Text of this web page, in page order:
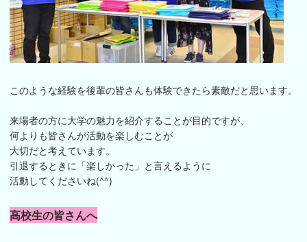
このような経験を後輩の皆さんも体験できたら素敵だと思います。
来場者の方に大学の魅力を紹介することが目的ですが、
何よりも皆さんが活動を楽しむことが
大切だと考えています。
引退するときに「楽しかった」と言えるように
活動してくださいね(^^)
高校生の皆さんへ